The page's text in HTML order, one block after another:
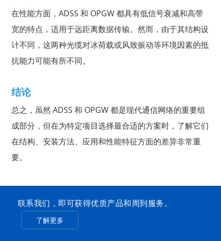
在性能方面，ADSS 和 OPGW 都具有低信号衰减和高带
宽的特点，适用于远距离数据传输。然而，由于其结构设
计不同，这两种光缆对冰荷载或风致振动等环境因素的抵
抗能力可能有所不同。
结论
总之，虽然 ADSS 和 OPGW 都是现代通信网络的重要组
成部分，但在为特定项目选择最合适的方案时，了解它们
在结构、安装方法、应用和性能特征方面的差异非常重
要。
联系我们，即可获得优质产品和周到服务。
了解更多